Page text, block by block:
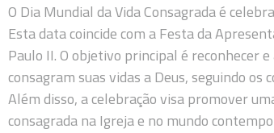
O Dia Mundial da Vida Consagrada é
Esta data coincide com a Festa da
Paulo II. O objetivo principal é reconhecer
consagram suas vidas a Deus, seguindo os
Além disso, a celebração visa promover
consagrada na Igreja e no mundo